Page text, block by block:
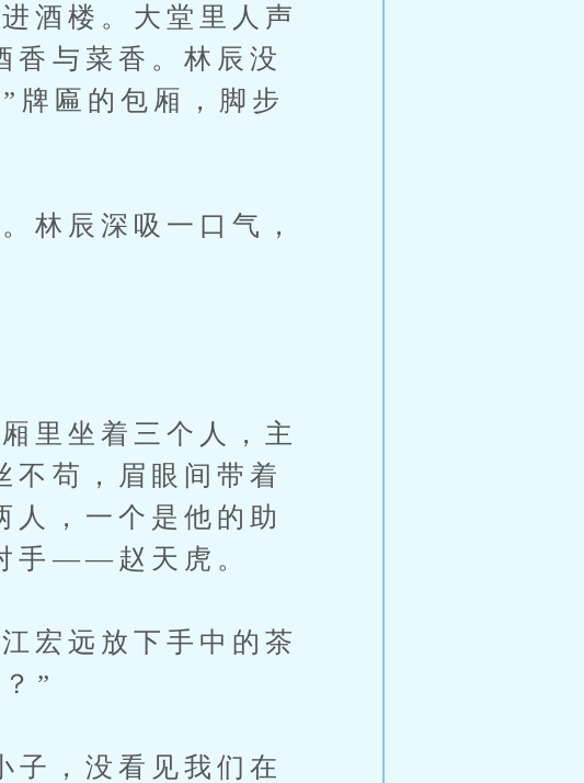
酒楼。大堂里人声
香与菜香。林辰没
牌匾的包厢，脚步
林辰深吸一口气，
里坐着三个人，主
不苟，眉眼间带着
人，一个是他的助
手——赵天虎。
宏远放下手中的茶
”
，没看见我们在